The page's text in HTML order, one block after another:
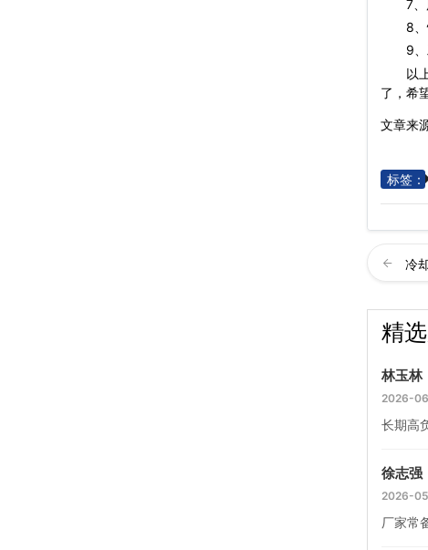
7、用
8、恢
9、工
以
了，希
文章来
标签：
冷
精
林玉林
2026-
长期高
徐志强
2026-
厂家常